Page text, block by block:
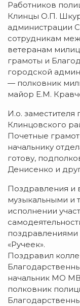
Работников
Клинцы О.П.
администрации
сотрудникам
ветеранам
грамоты и
городской
— полковник
майор Е.М.
И.о.
Клинцовского
Почетные
начальнику
готову,
Денисенко и
Поздравления и
музыкальными и
исполнении
поздравлениями
«Ручеек».
Поздравил
начальник МО
полковник